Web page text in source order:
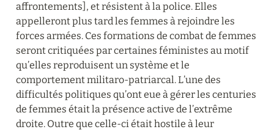
affrontements], et résistent à la police. Elles
appelleront plus tard les femmes à rejoindre les
forces armées. Ces formations de combat de femmes
seront critiquées par certaines féministes au motif
qu’elles reproduisent un système et le
comportement militaro-patriarcal. L’une des
difficultés politiques qu’ont eue à gérer les centuries
de femmes était la présence active de l’extrême
droite. Outre que celle-ci était hostile à leur